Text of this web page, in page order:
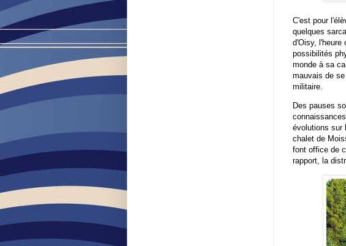
C'est pour
quelques
d'Oisy, l'heure
possibilités
monde à sa
mauvais de
militaire.
Des pauses
évolutions sur
chalet de
font office de
rapport, la